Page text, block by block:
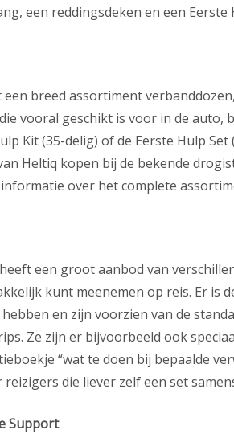
een reddingsdeken en een Eerste
breed assortiment
vooral geschikt is voor in de
Kit (35-delig) of de Eerste Hulp
Heltiq kopen bij de bekende
over het complete
een groot aanbod van
kunt meenemen op reis. Er is
en zijn voorzien van de
Ze zijn er bijvoorbeeld ook
“wat te doen bij bepaalde
reizigers die liever zelf een set
Support